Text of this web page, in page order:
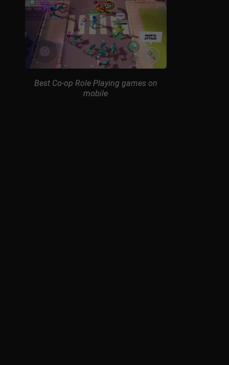
Best Co-op Role Playing games on
mobile